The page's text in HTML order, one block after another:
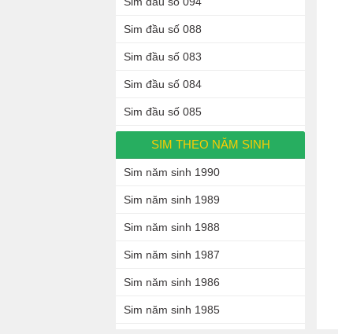
Sim đầu số 088
Sim đầu số 083
Sim đầu số 084
Sim đầu số 085
SIM THEO NĂM SINH
Sim năm sinh 1990
Sim năm sinh 1989
Sim năm sinh 1988
Sim năm sinh 1987
Sim năm sinh 1986
Sim năm sinh 1985